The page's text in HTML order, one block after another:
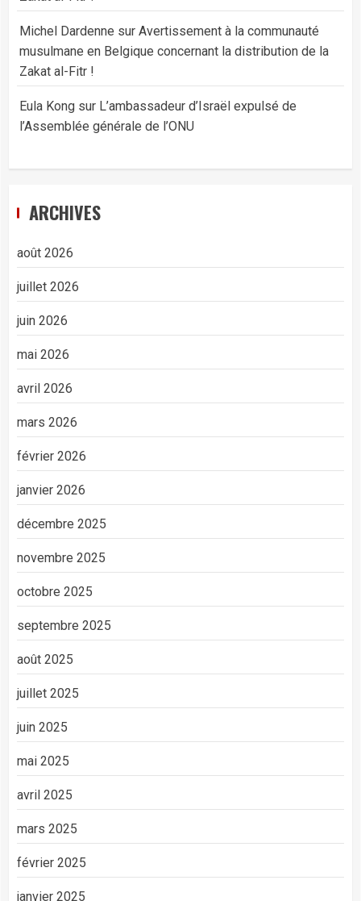
Michel Dardenne sur Avertissement à la communauté
musulmane en Belgique concernant la distribution de la
Zakat al-Fitr !
Eula Kong sur L’ambassadeur d’Israël expulsé de
l’Assemblée générale de l’ONU
ARCHIVES
août 2026
juillet 2026
juin 2026
mai 2026
avril 2026
mars 2026
février 2026
janvier 2026
décembre 2025
novembre 2025
octobre 2025
septembre 2025
août 2025
juillet 2025
juin 2025
mai 2025
avril 2025
mars 2025
février 2025
janvier 2025